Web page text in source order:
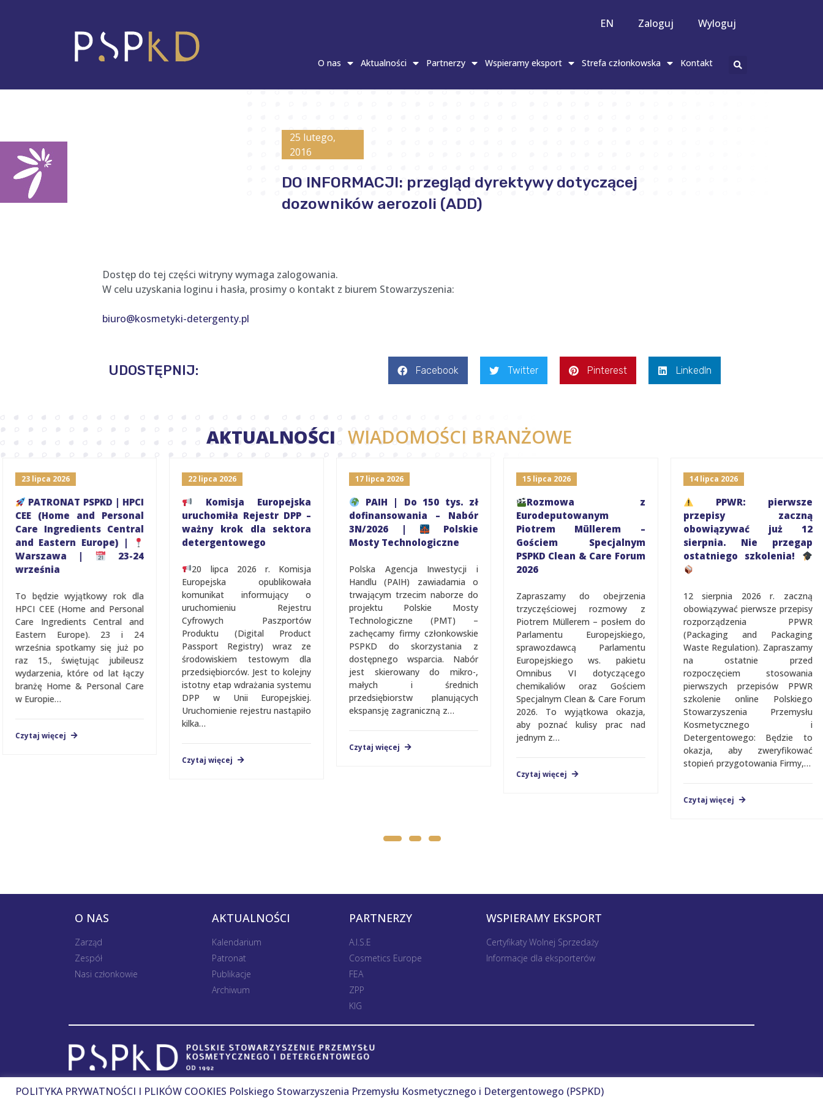
EN Zaloguj Wyloguj
O nas Aktualności Partnerzy Wspieramy eksport Strefa członkowska Kontakt
25 lutego,
2016
DO INFORMACJI: przegląd dyrektywy dotyczącej
dozowników aerozoli (ADD)
Dostęp do tej części witryny wymaga zalogowania.
W celu uzyskania loginu i hasła, prosimy o kontakt z biurem Stowarzyszenia:
biuro@kosmetyki-detergenty.pl
UDOSTĘPNIJ: Facebook Twitter Pinterest LinkedIn
AKTUALNOŚCI WIADOMOŚCI BRANŻOWE
23 lipca 2026
PATRONAT PSPKD | HPCI
CEE (Home and Personal
Care Ingredients Central
and Eastern Europe) |
Warszawa |
23-24
września
To będzie wyjątkowy rok dla
HPCI CEE (Home and Personal
Care Ingredients Central and
Eastern Europe). 23 i 24
września spotkamy się już po
raz 15., świętując jubileusz
wydarzenia, które od lat łączy
branżę Home & Personal Care
w Europie…
Czytaj więcej
22 lipca 2026
Komisja Europejska
uruchomiła Rejestr DPP –
ważny krok dla sektora
detergentowego
20 lipca 2026 r. Komisja
Europejska opublikowała
komunikat informujący o
uruchomieniu Rejestru
Cyfrowych Paszportów
Produktu (Digital Product
Passport Registry) wraz ze
środowiskiem testowym dla
przedsiębiorców. Jest to kolejny
istotny etap wdrażania systemu
DPP w Unii Europejskiej.
Uruchomienie rejestru nastąpiło
kilka…
Czytaj więcej
17 lipca 2026
PAIH | Do 150 tys. zł
dofinansowania – Nabór
3N/2026 |
Polskie
Mosty Technologiczne
Polska Agencja Inwestycji i
Handlu (PAIH) zawiadamia o
trwającym trzecim naborze do
projektu Polskie Mosty
Technologiczne (PMT) –
zachęcamy firmy członkowskie
PSPKD do skorzystania z
dostępnego wsparcia. Nabór
jest skierowany do mikro-,
małych i średnich
przedsiębiorstw planujących
ekspansję zagraniczną z…
Czytaj więcej
15 lipca 2026
Rozmowa z
Eurodeputowanym
Piotrem Müllerem –
Gościem Specjalnym
PSPKD Clean & Care Forum
2026
Zapraszamy do obejrzenia
trzyczęściowej rozmowy z
Piotrem Müllerem – posłem do
Parlamentu Europejskiego,
sprawozdawcą Parlamentu
Europejskiego ws. pakietu
Omnibus VI dotyczącego
chemikaliów oraz Gościem
Spec­­­­jalnym Clean & Care Forum
2026. To wyjątkowa okazja,
aby poznać kulisy prac nad
jednym z…
Czytaj więcej
14 lipca 2026
PPWR: pierwsze
przepisy zaczną
obowiązywać już 12
sierpnia. Nie przegap
ostatniego szkolenia!
12 sierpnia 2026 r. zaczną
obowiązywać pierwsze przepisy
rozporządzenia PPWR
(Packaging and Packaging
Waste Regulation). Zapraszamy
na ostatnie przed
rozpoczęciem stosowania
pierwszych przepisów PPWR
szkolenie online Polskiego
Stowarzyszenia Przemysłu
Kosmetycznego i
Detergentowego: Będzie to
okazja, aby zweryfikować
stopień przygotowania Firmy,…
Czytaj więcej
O NAS
Zarząd
Zespół
Nasi członkowie
AKTUALNOŚCI
Kalendarium
Patronat
Publikacje
Archiwum
PARTNERZY
A.I.S.E
Cosmetics Europe
FEA
ZPP
KIG
WSPIERAMY EKSPORT
Certyfikaty Wolnej Sprzedaży
Informacje dla eksporterów
POLITYKA PRYWATNOŚCI I PLIKÓW COOKIES Polskiego Stowarzyszenia Przemysłu Kosmetycznego i Detergentowego (PSPKD)